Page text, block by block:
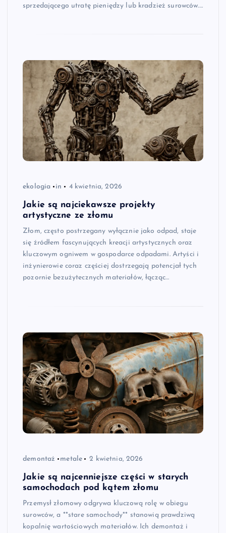
sprzedającego utratę pieniędzy lub kradzież surowców.…
ekologia in 4 kwietnia, 2026
Jakie są najciekawsze projekty
artystyczne ze złomu
Złom, często postrzegany wyłącznie jako odpad, staje
się źródłem fascynujących kreacji artystycznych oraz
kluczowym ogniwem w gospodarce odpadami. Artyści i
inżynierowie coraz częściej dostrzegają potencjał tych
pozornie bezużytecznych materiałów, łącząc…
demontaż metale 2 kwietnia, 2026
Jakie są najcenniejsze części w starych
samochodach pod kątem złomu
Przemysł złomowy odgrywa kluczową rolę w obiegu
surowców, a **stare samochody** stanowią prawdziwą
kopalnię wartościowych materiałów. Ich demontaż i